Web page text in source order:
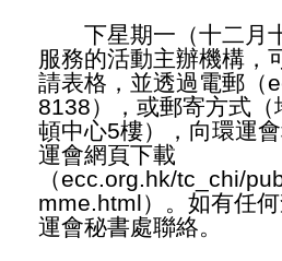
下星期一（十二月十
服務的活動主辦機構，
請表格，並透過電郵（
8138），或郵寄方式
頓中心5樓），向環運
運會網頁下載
（ecc.org.hk/tc_chi/
mme.html）。如有任
運會秘書處聯絡。